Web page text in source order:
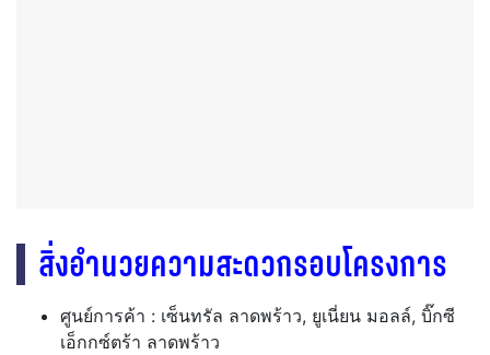
สิ่งอำนวยความสะดวกรอบโครงการ
ศูนย์การค้า : เซ็นทรัล ลาดพร้าว, ยูเนี่ยน มอลล์, บิ๊กซี
เอ็กกซ์ตร้า ลาดพร้าว